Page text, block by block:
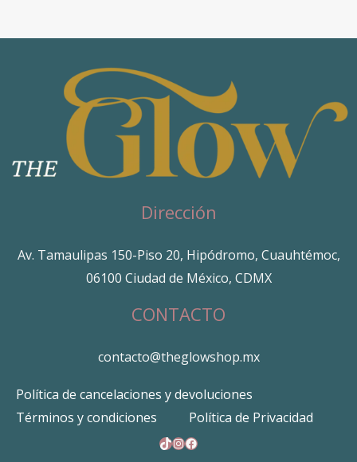
Dirección
Av. Tamaulipas 150-Piso 20, Hipódromo, Cuauhtémoc,
06100 Ciudad de México, CDMX
CONTACTO
contacto@theglowshop.mx
Política de cancelaciones y devoluciones
Términos y condiciones
Política de Privacidad
TikTok
Instagram
Facebook